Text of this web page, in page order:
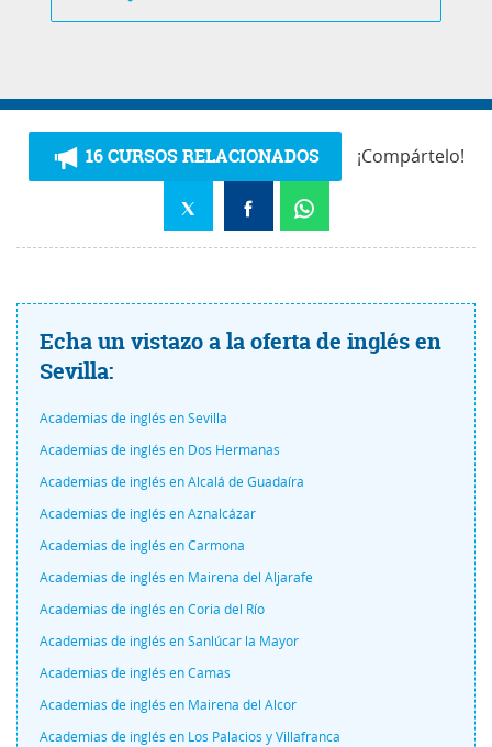
16 CURSOS RELACIONADOS ¡Compártelo!
Echa un vistazo a la oferta de inglés en
Sevilla:
Academias de inglés en Sevilla
Academias de inglés en Dos Hermanas
Academias de inglés en Alcalá de Guadaíra
Academias de inglés en Aznalcázar
Academias de inglés en Carmona
Academias de inglés en Mairena del Aljarafe
Academias de inglés en Coria del Río
Academias de inglés en Sanlúcar la Mayor
Academias de inglés en Camas
Academias de inglés en Mairena del Alcor
Academias de inglés en Los Palacios y Villafranca